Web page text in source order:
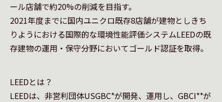
ール店舗で約20%の削減を目指す。
2021年度までに国内ユニクロ既存8店舗が建物としきち
りようにおける国際的な環境性能評価システムLEEDの既
存建物の運用・保守分野においてゴールド認証を取得。
LEEDとは？
LEEDは、非営利団体USGBC*が開発、運用し、GBCI**が